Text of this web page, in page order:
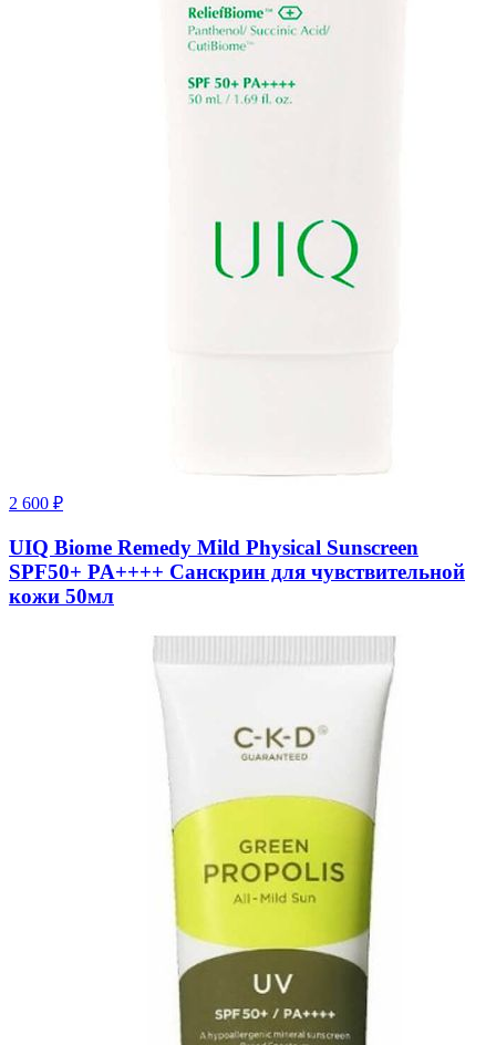
2 600 ₽
UIQ Biome Remedy Mild Physical Sunscreen
SPF50+ PA++++ Санскрин для чувствительной
кожи 50мл